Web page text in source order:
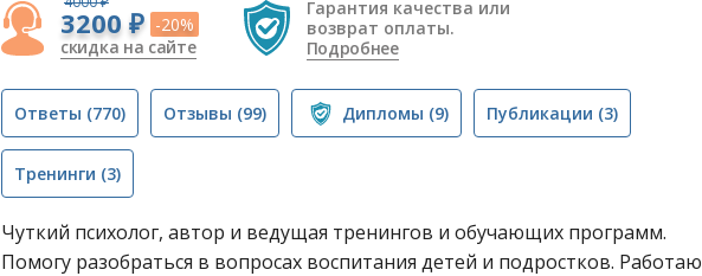
3200 ₽ -20%
скидка на сайте
Гарантия качества или
возврат оплаты.
Подробнее
Ответы (770) Отзывы (99) Дипломы (9) Публикации (3)
Тренинги (3)
Чуткий психолог, автор и ведущая тренингов и обучающих программ.
Помогу разобраться в вопросах воспитания детей и подростков. Работаю